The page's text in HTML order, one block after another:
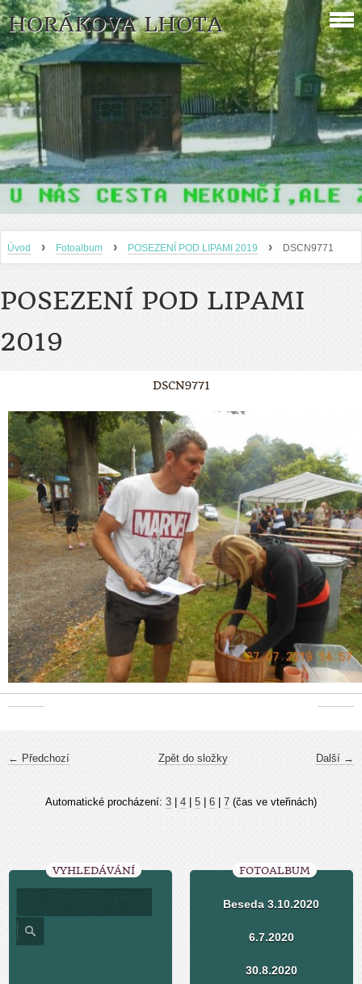
HORÁKOVA LHOTA
Úvod › Fotoalbum › POSEZENÍ POD LIPAMI 2019 › DSCN9771
POSEZENÍ POD LIPAMI
2019
DSCN9771
← Předchozí Další →
Zpět do složky
Automatické procházení: 3 4 5 6 7 (čas ve vteřinách)
VYHLEDÁVÁNÍ FOTOALBUM
Beseda 3.10.2020
6.7.2020
30.8.2020